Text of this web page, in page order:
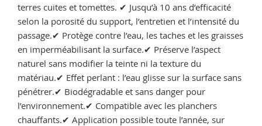
terres cuites et tomettes. ✔ Jusqu’à 10 ans d’efficacité
selon la porosité du support, l’entretien et l’intensité du
passage.✔ Protège contre l’eau, les taches et les graisses
en imperméabilisant la surface.✔ Préserve l’aspect
naturel sans modifier la teinte ni la texture du
matériau.✔ Effet perlant : l’eau glisse sur la surface sans
pénétrer.✔ Biodégradable et sans danger pour
l’environnement.✔ Compatible avec les planchers
chauffants.✔ Application possible toute l’année, sur